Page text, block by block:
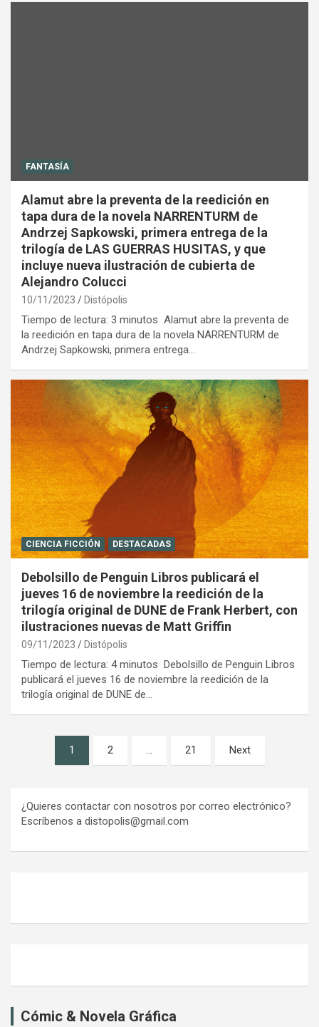
FANTASÍA
Alamut abre la preventa de la reedición en
tapa dura de la novela NARRENTURM de
Andrzej Sapkowski, primera entrega de la
trilogía de LAS GUERRAS HUSITAS, y que
incluye nueva ilustración de cubierta de
Alejandro Colucci
10/11/2023 Distópolis
Tiempo de lectura: 3 minutos Alamut abre la preventa de
la reedición en tapa dura de la novela NARRENTURM de
Andrzej Sapkowski, primera entrega…
CIENCIA FICCIÓN DESTACADAS
Debolsillo de Penguin Libros publicará el
jueves 16 de noviembre la reedición de la
trilogía original de DUNE de Frank Herbert, con
ilustraciones nuevas de Matt Griffin
09/11/2023 Distópolis
Tiempo de lectura: 4 minutos Debolsillo de Penguin Libros
publicará el jueves 16 de noviembre la reedición de la
trilogía original de DUNE de…
Paginación
1 2 … 21 Next
¿Quieres contactar con nosotros por correo electrónico?
Escríbenos a distopolis@gmail.com
Cómic & Novela Gráfica